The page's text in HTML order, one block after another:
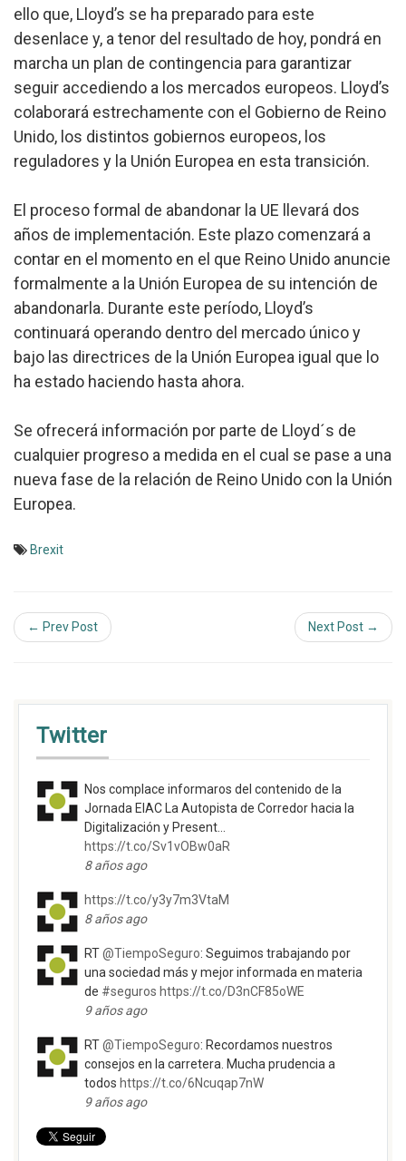
ello que, Lloyd’s se ha preparado para este
desenlace y, a tenor del resultado de hoy, pondrá en
marcha un plan de contingencia para garantizar
seguir accediendo a los mercados europeos. Lloyd’s
colaborará estrechamente con el Gobierno de Reino
Unido, los distintos gobiernos europeos, los
reguladores y la Unión Europea en esta transición.
El proceso formal de abandonar la UE llevará dos
años de implementación. Este plazo comenzará a
contar en el momento en el que Reino Unido anuncie
formalmente a la Unión Europea de su intención de
abandonarla. Durante este período, Lloyd’s
continuará operando dentro del mercado único y
bajo las directrices de la Unión Europea igual que lo
ha estado haciendo hasta ahora.
Se ofrecerá información por parte de Lloyd´s de
cualquier progreso a medida en el cual se pase a una
nueva fase de la relación de Reino Unido con la Unión
Europea.
Brexit
← Prev Post Next Post →
Twitter
Nos complace informaros del contenido de la
Jornada EIAC La Autopista de Corredor hacia la
Digitalización y Present…
https://t.co/Sv1vOBw0aR
8 años ago
https://t.co/y3y7m3VtaM
8 años ago
RT@TiempoSeguro: Seguimos trabajando por
una sociedad más y mejor informada en materia
de #seguros https://t.co/D3nCF85oWE
9 años ago
RT@TiempoSeguro: Recordamos nuestros
consejos en la carretera. Mucha prudencia a
todos https://t.co/6Ncuqap7nW
9 años ago